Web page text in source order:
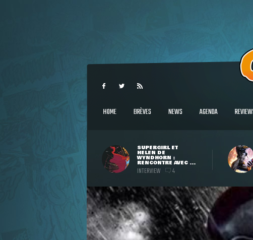
HOME BRÈVES NEWS AGENDA
SUPERGIRL ET
HELEN DE
WYNDHORN :
RENCONTRE AVEC ...
INTERVIEW 4